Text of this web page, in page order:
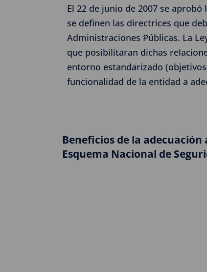
El 22 de junio de 2007 se
se definen las directrices que
Administraciones Públicas. La
que posibilitaran dichas
entorno estandarizado
funcionalidad de la entidad a
Beneficios de la adecuación
Esquema Nacional de